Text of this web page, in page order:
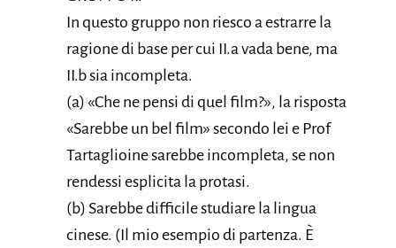
In questo gruppo non riesco a estrarre la
ragione di base per cui II.a vada bene, ma
II.b sia incompleta.
(a) «Che ne pensi di quel film?», la risposta
«Sarebbe un bel film» secondo lei e Prof
Tartaglioine sarebbe incompleta, se non
rendessi esplicita la protasi.
(b) Sarebbe difficile studiare la lingua
cinese. (Il mio esempio di partenza. È